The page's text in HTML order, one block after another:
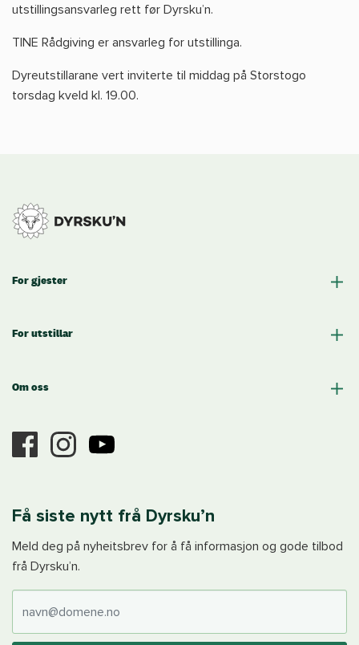
utstillingsansvarleg rett før Dyrsku’n.
TINE Rådgiving er ansvarleg for utstillinga.
Dyreutstillarane vert inviterte til middag på Storstogo
torsdag kveld kl. 19.00.
For gjester
For utstillar
Om oss
Få siste nytt frå Dyrsku’n
Meld deg på nyheitsbrev for å få informasjon og gode tilbod
frå Dyrsku’n.